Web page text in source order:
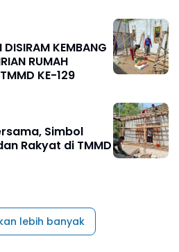
DISIRAM KEMBANG
RUMAH
KE-129
Simbol
Rakyat di TMMD
lebih banyak